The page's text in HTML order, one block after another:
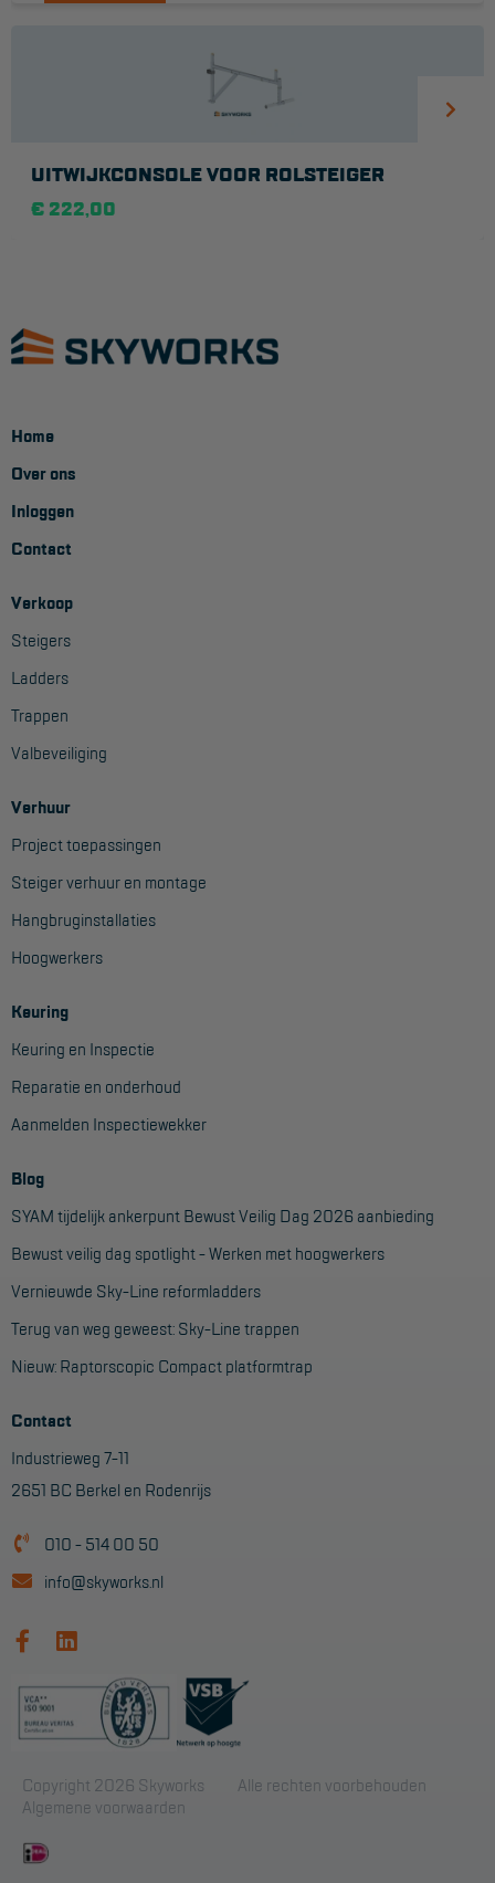
UITWIJKCONSOLE VOOR ROLSTEIGER
€ 222,00
Home
Over ons
Inloggen
Contact
Verkoop
Steigers
Ladders
Trappen
Valbeveiliging
Verhuur
Project toepassingen
Steiger verhuur en montage
Hangbruginstallaties
Hoogwerkers
Keuring
Keuring en Inspectie
Reparatie en onderhoud
Aanmelden Inspectiewekker
Blog
SYAM tijdelijk ankerpunt Bewust Veilig Dag 2026 aanbieding
Bewust veilig dag spotlight - Werken met hoogwerkers
Vernieuwde Sky-Line reformladders
Terug van weg geweest: Sky-Line trappen
Nieuw: Raptorscopic Compact platformtrap
Contact
Industrieweg 7-11
2651 BC Berkel en Rodenrijs
010 - 514 00 50
info@skyworks.nl
Copyright 2026 Skyworks
Alle rechten voorbehouden
Algemene voorwaarden